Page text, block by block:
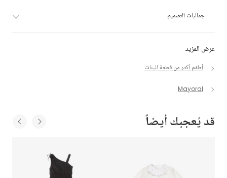
عرض المزيد
أطقم أكثر من قطعة للبنات
Mayoral
جماليات التصميم
قد يُعجبك أيضاً